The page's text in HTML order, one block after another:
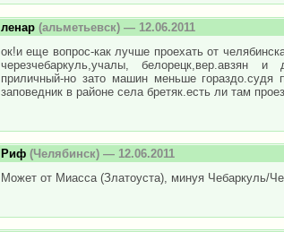
ленар (альметьевск) — 12.06.2011
ок!и еще вопрос-как лучше проехать от
черезчебаркуль,учалы, белорецк,вер.авзян и
приличный-но зато машин меньше гораздо.судя
заповедник в районе села бретяк.есть ли там
Риф (Челябинск) — 12.06.2011
Может от Миасса (Златоуста), минуя Чебаркуль/